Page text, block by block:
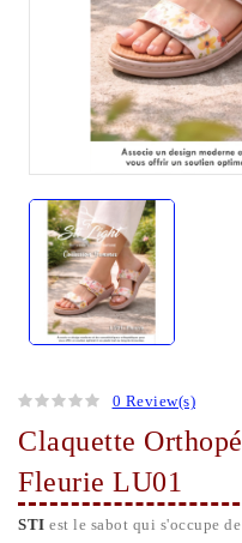
0 Review(s)
Claquette
Fleurie LU01
STI est le sabot qui s'occupe